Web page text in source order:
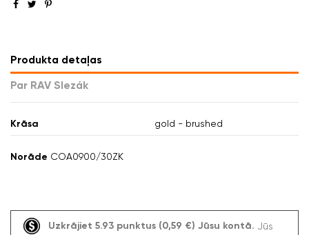
Produkta detaļas
Par RAV Slezák
Krāsa gold - brushed
Norāde COA0900/30ZK
Uzkrājiet 5.93 punktus (0,59 €) Jūsu kontā. Jūs